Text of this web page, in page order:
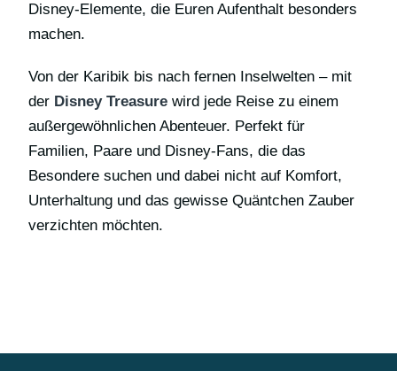
Disney-Elemente, die Euren Aufenthalt besonders
machen.
Von der Karibik bis nach fernen Inselwelten – mit
der Disney Treasure wird jede Reise zu einem
außergewöhnlichen Abenteuer. Perfekt für
Familien, Paare und Disney-Fans, die das
Besondere suchen und dabei nicht auf Komfort,
Unterhaltung und das gewisse Quäntchen Zauber
verzichten möchten.